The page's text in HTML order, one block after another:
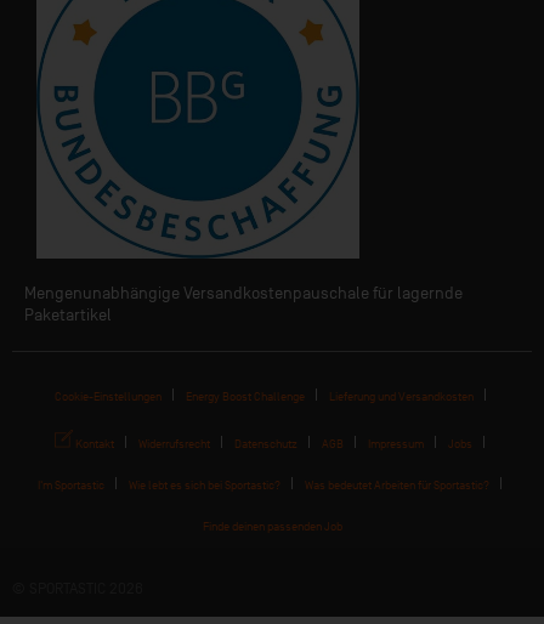
Mengenunabhängige Versandkostenpauschale für lagernde
Paketartikel
Cookie-Einstellungen Energy Boost Challenge Lieferung und Versandkosten
Kontakt Widerrufsrecht Datenschutz AGB Impressum Jobs
I'm Sportastic Wie lebt es sich bei Sportastic? Was bedeutet Arbeiten für Sportastic?
Finde deinen passenden Job